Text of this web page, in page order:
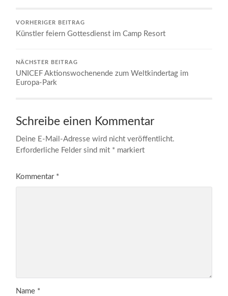
VORHERIGER BEITRAG
Künstler feiern Gottesdienst im Camp Resort
NÄCHSTER BEITRAG
UNICEF Aktionswochenende zum Weltkindertag im
Europa-Park
Schreibe einen Kommentar
Deine E-Mail-Adresse wird nicht veröffentlicht.
Erforderliche Felder sind mit * markiert
Kommentar *
Name *